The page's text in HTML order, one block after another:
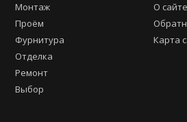
О сайте
Карта
Монтаж
Проём
Фурнитура
Отделка
Ремонт
Выбор